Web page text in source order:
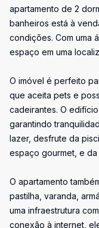
apartamento de 2
banheiros está à
condições. Com uma
espaço em uma
O imóvel é perfeito
que aceita pets e
cadeirantes. O
garantindo
lazer, desfrute da
espaço gourmet, e da
O apartamento
pastilha, varanda,
uma infraestrutura
conexão à internet,